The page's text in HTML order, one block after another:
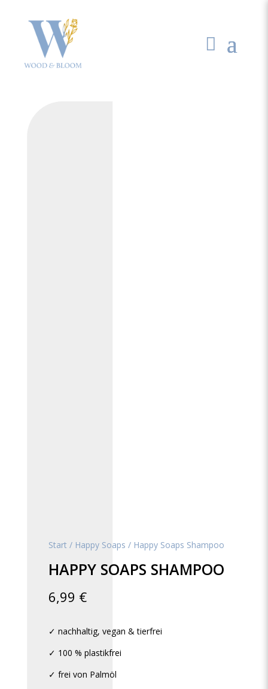
Start / Happy Soaps / Happy Soaps Shampoo
HAPPY SOAPS SHAMPOO
6,99 €
✓ nachhaltig, vegan & tierfrei
✓ 100 % plastikfrei
✓ frei von Palmöl